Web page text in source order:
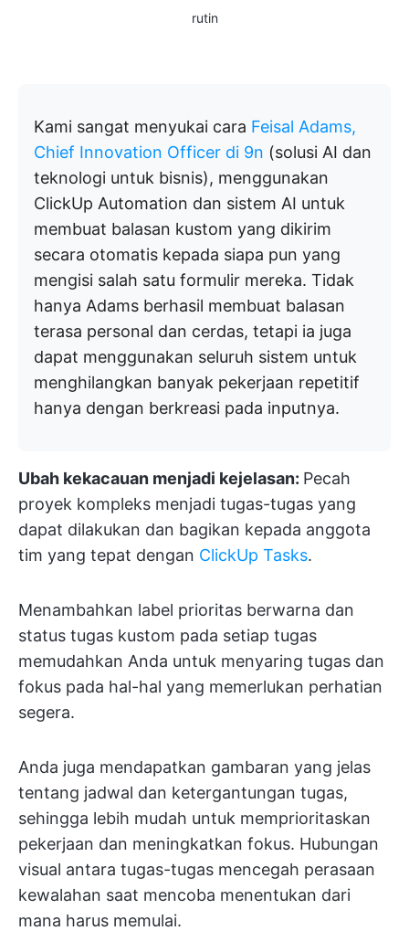
rutin
Kami sangat menyukai cara Feisal Adams,
Chief Innovation Officer di 9n (solusi AI dan
teknologi untuk bisnis), menggunakan
ClickUp Automation dan sistem AI untuk
membuat balasan kustom yang dikirim
secara otomatis kepada siapa pun yang
mengisi salah satu formulir mereka. Tidak
hanya Adams berhasil membuat balasan
terasa personal dan cerdas, tetapi ia juga
dapat menggunakan seluruh sistem untuk
menghilangkan banyak pekerjaan repetitif
hanya dengan berkreasi pada inputnya.
Ubah kekacauan menjadi kejelasan: Pecah
proyek kompleks menjadi tugas-tugas yang
dapat dilakukan dan bagikan kepada anggota
tim yang tepat dengan ClickUp Tasks.
Menambahkan label prioritas berwarna dan
status tugas kustom pada setiap tugas
memudahkan Anda untuk menyaring tugas dan
fokus pada hal-hal yang memerlukan perhatian
segera.
Anda juga mendapatkan gambaran yang jelas
tentang jadwal dan ketergantungan tugas,
sehingga lebih mudah untuk memprioritaskan
pekerjaan dan meningkatkan fokus. Hubungan
visual antara tugas-tugas mencegah perasaan
kewalahan saat mencoba menentukan dari
mana harus memulai.